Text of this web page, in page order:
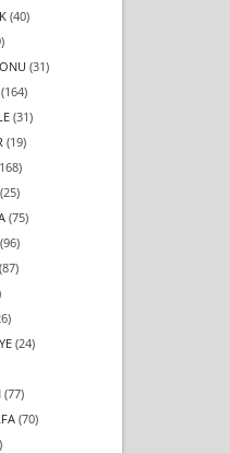
(40)
(31)
(164)
(31)
(19)
(75)
(24)
(77)
(70)